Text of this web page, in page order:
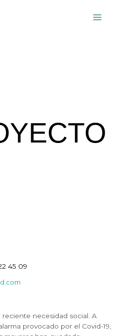
45 09
necesidad social. A
provocado por el Covid-19,